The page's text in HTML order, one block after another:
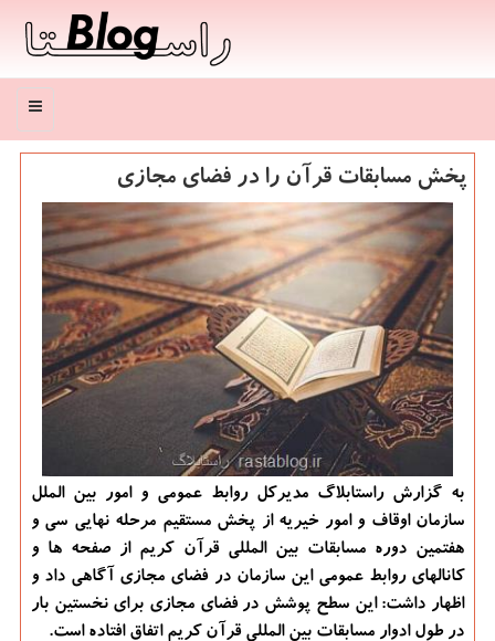
منو
پخش مسابقات قرآن را در فضای مجازی
به گزارش راستابلاگ مدیرکل روابط عمومی و امور بین الملل
سازمان اوقاف و امور خیریه از پخش مستقیم مرحله نهایی سی و
هفتمین دوره مسابقات بین المللی قرآن کریم از صفحه ها و
کانالهای روابط عمومی این سازمان در فضای مجازی آگاهی داد و
اظهار داشت: این سطح پوشش در فضای مجازی برای نخستین بار
در طول ادوار مسابقات بین المللی قرآن کریم اتفاق افتاده است.